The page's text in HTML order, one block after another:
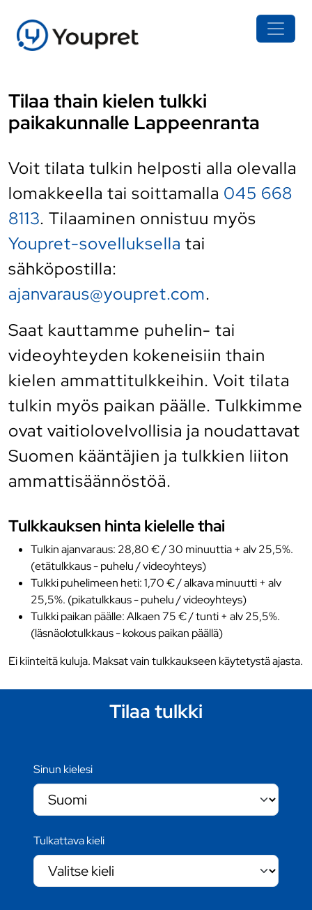
Tilaa thain kielen tulkki
paikakunnalle Lappeenranta
Voit tilata tulkin helposti alla olevalla
lomakkeella tai soittamalla 045 668
8113. Tilaaminen onnistuu myös
Youpret-sovelluksella tai
sähköpostilla:
ajanvaraus@youpret.com.
Saat kauttamme puhelin- tai
videoyhteyden kokeneisiin thain
kielen ammattitulkkeihin. Voit tilata
tulkin myös paikan päälle. Tulkkimme
ovat vaitiolovelvollisia ja noudattavat
Suomen kääntäjien ja tulkkien liiton
ammattisäännöstöä.
Tulkkauksen hinta kielelle thai
Tulkin ajanvaraus: 28,80 € / 30 minuuttia + alv 25,5%.
(etätulkkaus - puhelu / videoyhteys)
Tulkki puhelimeen heti: 1,70 € / alkava minuutti + alv
25,5%. (pikatulkkaus - puhelu / videoyhteys)
Tulkki paikan päälle: Alkaen 75 € / tunti + alv 25,5%.
(läsnäolotulkkaus - kokous paikan päällä)
Ei kiinteitä kuluja. Maksat vain tulkkaukseen käytetystä ajasta.
Tilaa tulkki
Sinun kielesi
Tulkattava kieli